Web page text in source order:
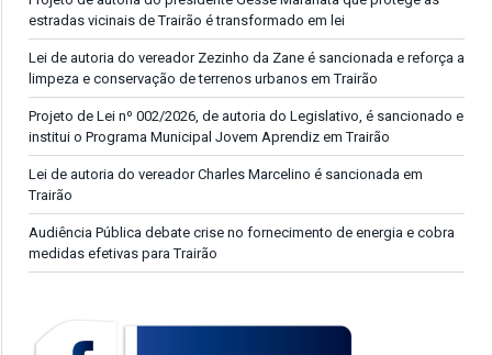
estradas vicinais de Trairão é transformado em lei
Lei de autoria do vereador Zezinho da Zane é sancionada e reforça a
limpeza e conservação de terrenos urbanos em Trairão
Projeto de Lei nº 002/2026, de autoria do Legislativo, é sancionado e
institui o Programa Municipal Jovem Aprendiz em Trairão
Lei de autoria do vereador Charles Marcelino é sancionada em
Trairão
Audiência Pública debate crise no fornecimento de energia e cobra
medidas efetivas para Trairão